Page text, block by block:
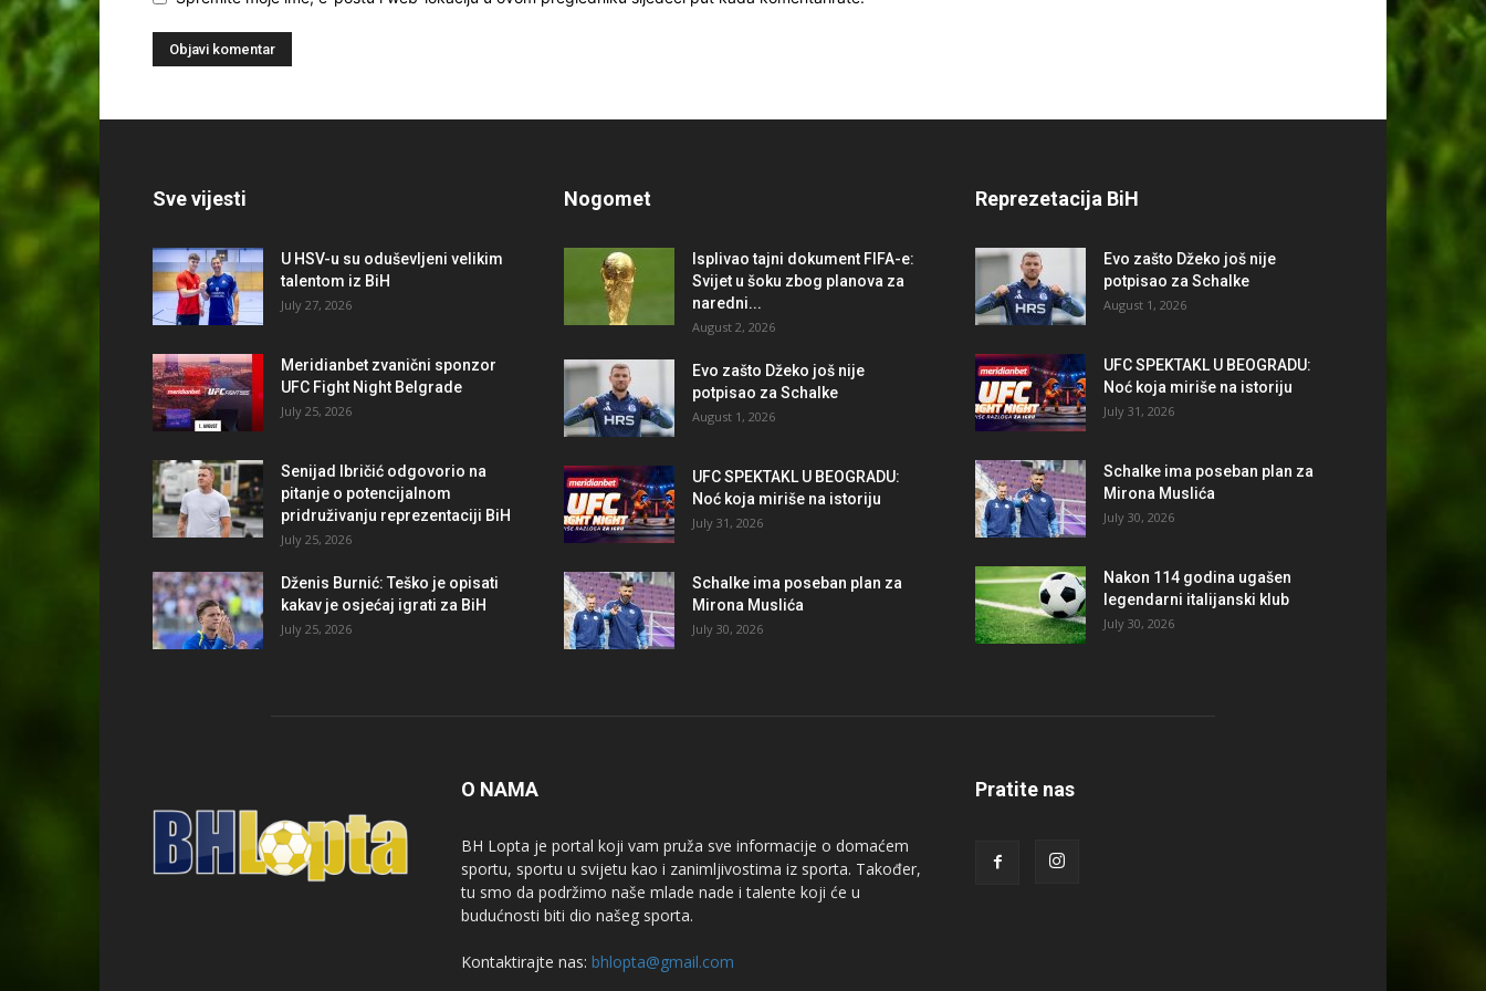
Sve vijesti
U HSV-u su oduševljeni velikim
talentom iz BiH
July 27, 2026
Meridianbet zvanični sponzor
UFC Fight Night Belgrade
July 25, 2026
Senijad Ibričić odgovorio na
pitanje o potencijalnom
pridruživanju reprezentaciji BiH
July 25, 2026
Dženis Burnić: Teško je opisati
kakav je osjećaj igrati za BiH
July 25, 2026
Nogomet
Isplivao tajni dokument FIFA-e:
Svijet u šoku zbog planova za
naredni...
August 2, 2026
Evo zašto Džeko još nije
potpisao za Schalke
August 1, 2026
UFC SPEKTAKL U BEOGRADU:
Noć koja miriše na istoriju
July 31, 2026
Schalke ima poseban plan za
Mirona Muslića
July 30, 2026
Reprezetacija BiH
Evo zašto Džeko još nije
potpisao za Schalke
August 1, 2026
UFC SPEKTAKL U BEOGRADU:
Noć koja miriše na istoriju
July 31, 2026
Schalke ima poseban plan za
Mirona Muslića
July 30, 2026
Nakon 114 godina ugašen
legendarni italijanski klub
July 30, 2026
O NAMA
BH Lopta je portal koji vam pruža sve informacije o domaćem
sportu, sportu u svijetu kao i zanimljivostima iz sporta. Također,
tu smo da podržimo naše mlade nade i talente koji će u
budućnosti biti dio našeg sporta.
Kontaktirajte nas: bhlopta@gmail.com
Pratite nas